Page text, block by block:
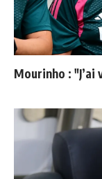
Mourinho : "J’ai